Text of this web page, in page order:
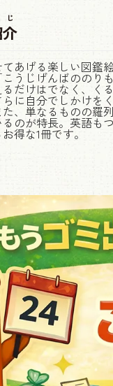
あげる楽しい図鑑
うじげんばののり
だけはでなく、く
に自分でしかけを
、単なるものの羅
のが特長。英語も
得な1冊です。